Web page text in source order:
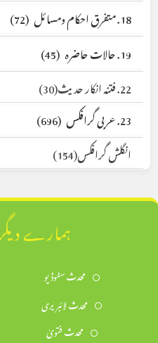
18. متفرق احکام ومسائل
(72)
19. حالات حاضرہ
(45)
22. فتنہ انکار حدیث
(30)
23. عربی گرافکس
(696)
انگلش گرافکس(154)
ہمارے
محدث سٹوڈیو
محدث لائبریری
محدث فتویٰ